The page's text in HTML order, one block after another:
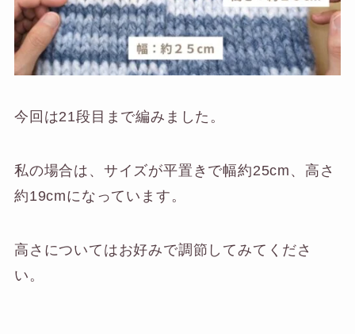
今回は21段目まで編みました。
私の場合は、サイズが平置きで幅約25cm、高さ
約19cmになっています。
高さについてはお好みで調節してみてくださ
い。